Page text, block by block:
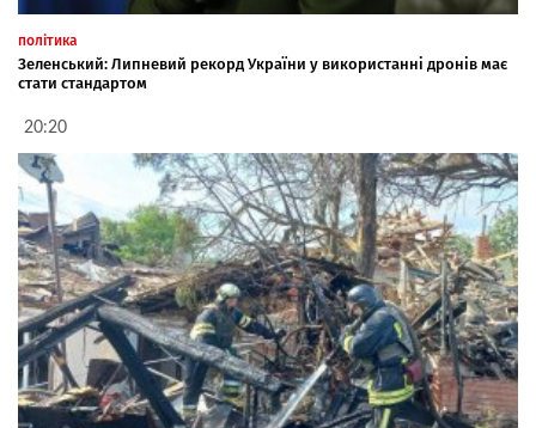
політика
Зеленський: Липневий рекорд України у використанні дронів має
стати стандартом
20:20